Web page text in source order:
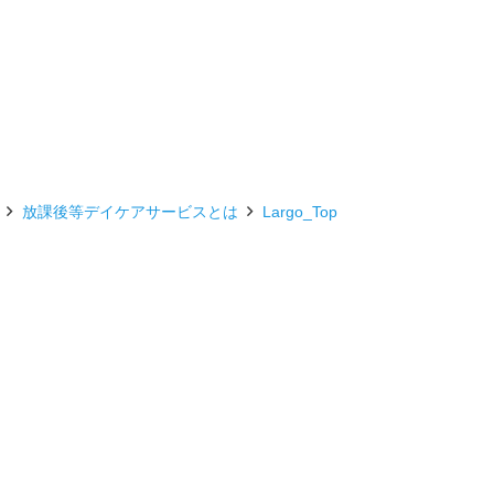
放課後等デイケアサービスとは Largo_Top